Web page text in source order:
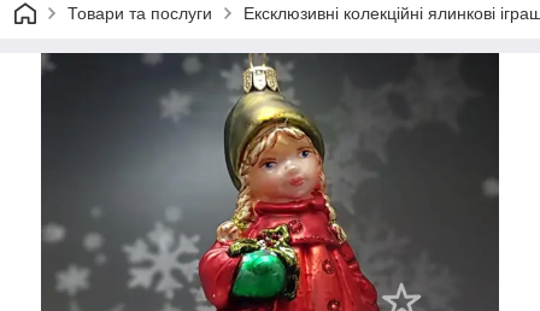
Товари та послуги Ексклюзивні колекційні ялинкові